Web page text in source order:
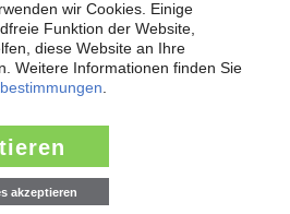
die Preise um 170 EUR/t anheben.
werden und SAN um...06.08.2026
& Co KG